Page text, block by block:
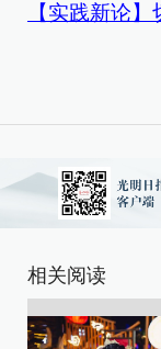
【实践新论
相关阅读